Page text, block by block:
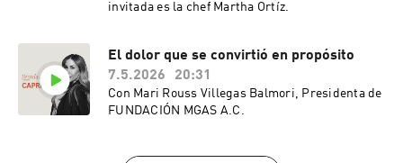
invitada es la chef Martha Ortíz.
El dolor que se convirtió en propósito
7.5.2026
20:31
Con Mari Rouss Villegas Balmori, Presidenta de
FUNDACIÓN MGAS A.C.